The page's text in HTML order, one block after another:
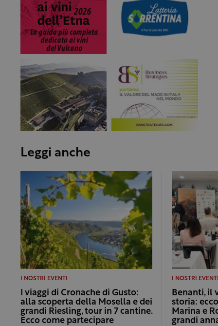
Leggi anche
I NOSTRI EVENTI
I viaggi di Cronache di Gusto:
alla scoperta della Mosella e dei
grandi Riesling, tour in 7 cantine.
Ecco come partecipare
I NOSTRI
Benanti, il
storia:
Marina e
grandi